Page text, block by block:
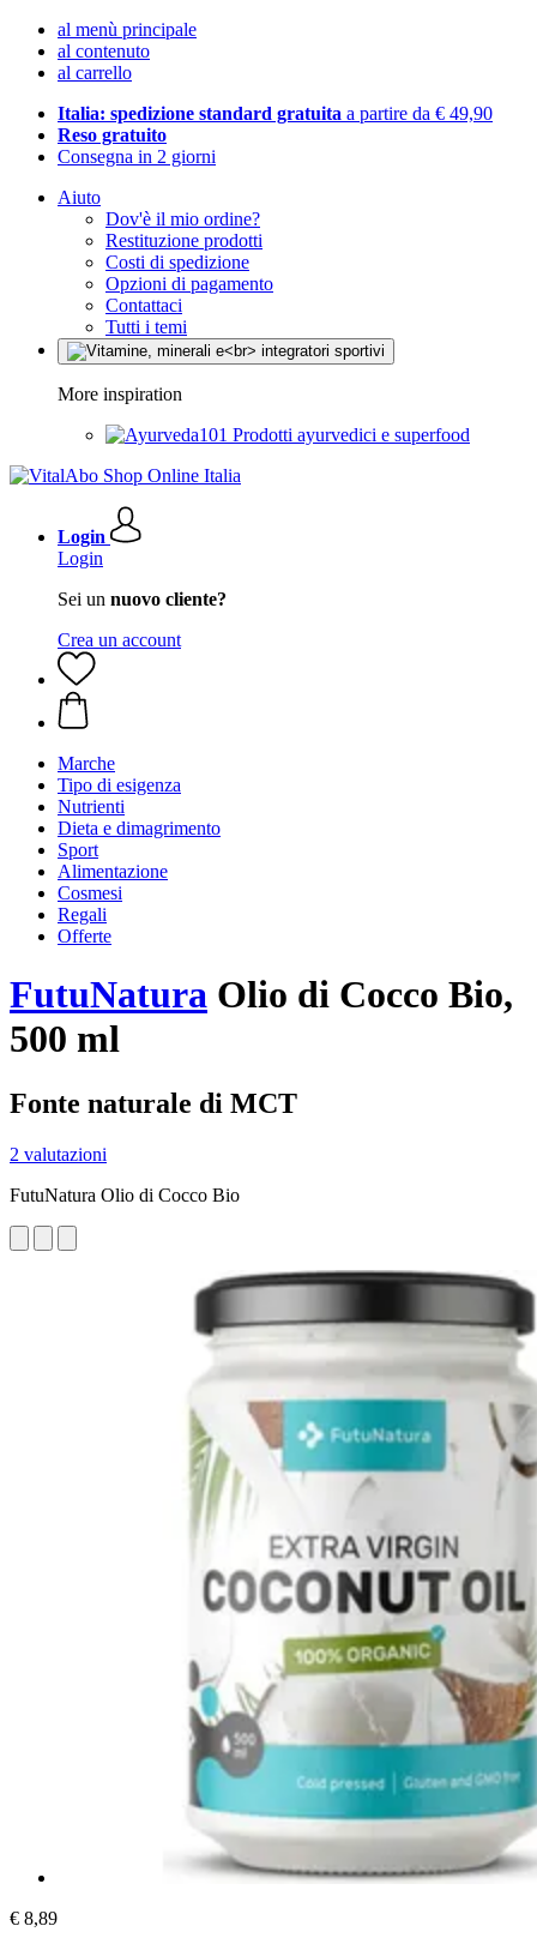
al menù principale
al contenuto
al carrello
Italia: spedizione standard gratuita a partire da € 49,90
Reso gratuito
Consegna in 2 giorni
Aiuto
Dov'è il mio ordine?
Restituzione prodotti
Costi di spedizione
Opzioni di pagamento
Contattaci
Tutti i temi
More inspiration
Prodotti ayurvedici e superfood
Login
Login
Sei un nuovo cliente?
Crea un account
Marche
Tipo di esigenza
Nutrienti
Dieta e dimagrimento
Sport
Alimentazione
Cosmesi
Regali
Offerte
FutuNatura Olio di Cocco Bio,
500 ml
Fonte naturale di MCT
2 valutazioni
FutuNatura Olio di Cocco Bio
€ 8,89